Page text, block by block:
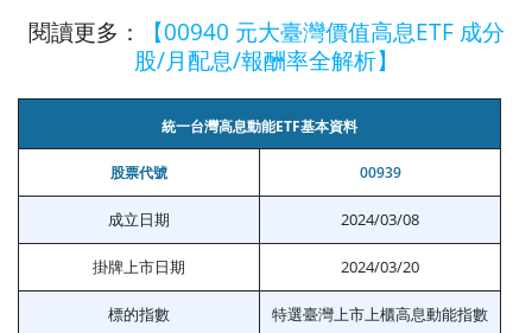
閱讀更多：
【00940 元大臺灣價值高息ETF 成分
股/月配息/報酬率全解析】
統一台灣高息動能ETF基本資料
股票代號 00939
成立日期 2024/03/08
掛牌上市日期 2024/03/20
標的指數 特選臺灣上市上櫃高息動能指數